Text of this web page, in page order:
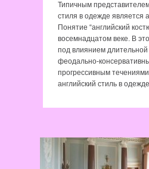
Типичным представителем
стиля в одежде является
Понятие “английский
восемнадцатом веке. В
под влиянием
феодально-
прогрессивным
английский стиль в